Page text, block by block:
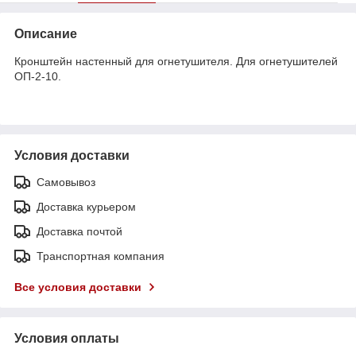
Описание
Кронштейн настенный для огнетушителя. Для огнетушителей
ОП-2-10.
Условия доставки
Самовывоз
Доставка курьером
Доставка почтой
Транспортная компания
Все условия доставки
Условия оплаты